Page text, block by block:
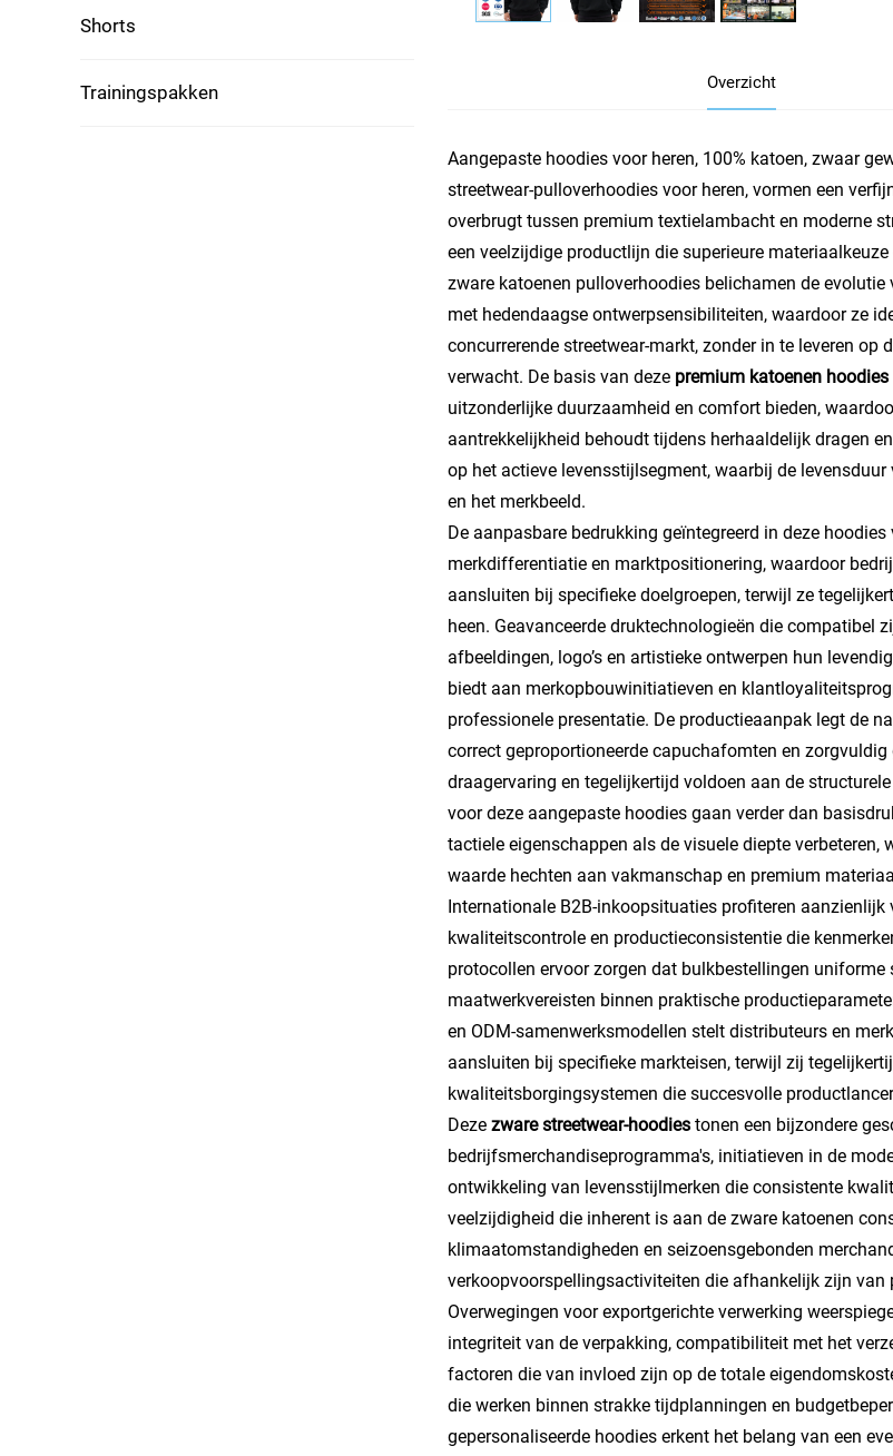
Shorts
Trainingspakken Overzicht
Aangepaste hoodies voor heren, 100% katoen, zwaar
streetwear-pulloverhoodies voor heren, vormen een
overbrugt tussen premium textielambacht en moderne
een veelzijdige productlijn die superieure
zware katoenen pulloverhoodies belichamen de
met hedendaagse ontwerpsensibiliteiten, waardoor ze
concurrerende streetwear-markt, zonder in te leveren
verwacht. De basis van deze premium katoenen hoodies
uitzonderlijke duurzaamheid en comfort bieden,
aantrekkelijkheid behoudt tijdens herhaaldelijk dragen
op het actieve levensstijlsegment, waarbij de
en het merkbeeld.
De aanpasbare bedrukking geïntegreerd in deze
merkdifferentiatie en marktpositionering, waardoor
aansluiten bij specifieke doelgroepen, terwijl ze
heen. Geavanceerde druktechnologieën die compatibel
afbeeldingen, logo’s en artistieke ontwerpen hun
biedt aan merkopbouwinitiatieven en
professionele presentatie. De productieaanpak legt de
correct geproportioneerde capuchafomten en
draagervaring en tegelijkertijd voldoen aan de
voor deze aangepaste hoodies gaan verder dan
tactiele eigenschappen als de visuele diepte
waarde hechten aan vakmanschap en premium
Internationale B2B-inkoopsituaties profiteren
kwaliteitscontrole en productieconsistentie die
protocollen ervoor zorgen dat bulkbestellingen
maatwerkvereisten binnen praktische
en ODM-samenwerksmodellen stelt distributeurs en
aansluiten bij specifieke markteisen, terwijl zij
kwaliteitsborgingsystemen die succesvolle
Deze zware streetwear-hoodies tonen een bijzondere
bedrijfsmerchandiseprogramma's, initiatieven in de
ontwikkeling van levensstijlmerken die consistente
veelzijdigheid die inherent is aan de zware katoenen
klimaatomstandigheden en seizoensgebonden
verkoopvoorspellingsactiviteiten die afhankelijk zijn
Overwegingen voor exportgerichte verwerking
integriteit van de verpakking, compatibiliteit met het
factoren die van invloed zijn op de totale
die werken binnen strakke tijdplanningen en
gepersonaliseerde hoodies erkent het belang van een